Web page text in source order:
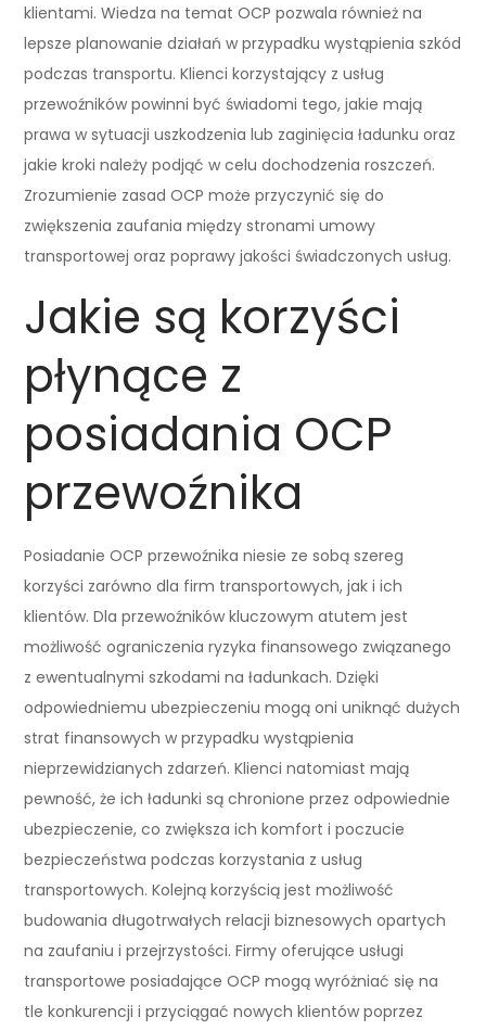
klientami. Wiedza na temat OCP pozwala również na
lepsze planowanie działań w przypadku wystąpienia szkód
podczas transportu. Klienci korzystający z usług
przewoźników powinni być świadomi tego, jakie mają
prawa w sytuacji uszkodzenia lub zaginięcia ładunku oraz
jakie kroki należy podjąć w celu dochodzenia roszczeń.
Zrozumienie zasad OCP może przyczynić się do
zwiększenia zaufania między stronami umowy
transportowej oraz poprawy jakości świadczonych usług.
Jakie są korzyści
płynące z
posiadania OCP
przewoźnika
Posiadanie OCP przewoźnika niesie ze sobą szereg
korzyści zarówno dla firm transportowych, jak i ich
klientów. Dla przewoźników kluczowym atutem jest
możliwość ograniczenia ryzyka finansowego związanego
z ewentualnymi szkodami na ładunkach. Dzięki
odpowiedniemu ubezpieczeniu mogą oni uniknąć dużych
strat finansowych w przypadku wystąpienia
nieprzewidzianych zdarzeń. Klienci natomiast mają
pewność, że ich ładunki są chronione przez odpowiednie
ubezpieczenie, co zwiększa ich komfort i poczucie
bezpieczeństwa podczas korzystania z usług
transportowych. Kolejną korzyścią jest możliwość
budowania długotrwałych relacji biznesowych opartych
na zaufaniu i przejrzystości. Firmy oferujące usługi
transportowe posiadające OCP mogą wyróżniać się na
tle konkurencji i przyciągać nowych klientów poprzez